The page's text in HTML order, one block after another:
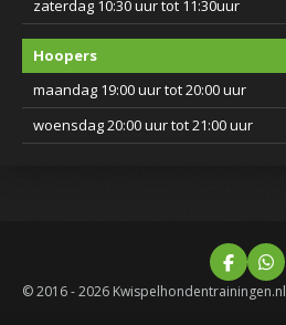
zaterdag 10:30 uur tot 11:30uur
Hoopers
maandag 19:00 uur tot 20:00 uur
woensdag 20:00 uur tot 21:00 uur
F
a
c
W
h
a
© 2016 - 2026 Kwispelhondentrainingen.nl